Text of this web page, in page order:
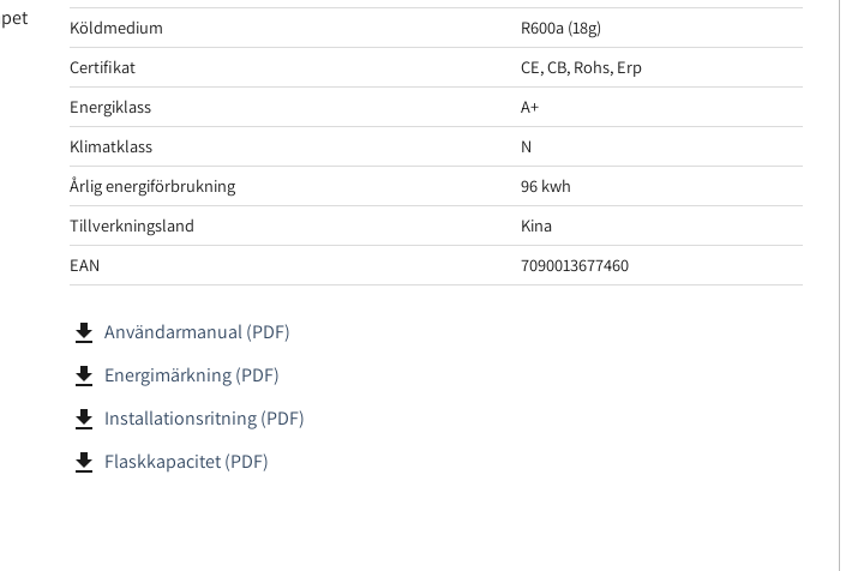
Köldmedium
R600a (18g)
Certifikat
CE, CB, Rohs, Erp
Energiklass
A+
Klimatklass
N
Årlig energiförbrukning
96 kwh
Tillverkningsland
Kina
EAN
7090013677460
file_download Användarmanual (PDF)
file_download Energimärkning (PDF)
file_download Installationsritning (PDF)
file_download Flaskkapacitet (PDF)